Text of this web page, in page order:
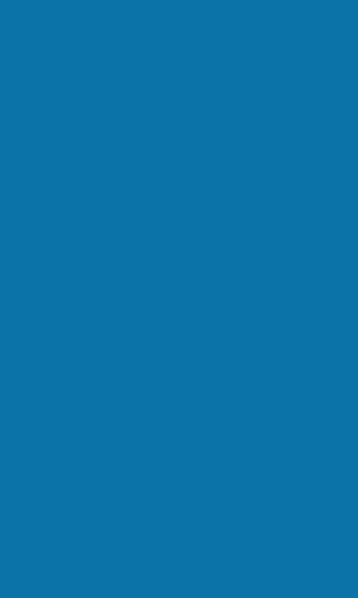
خبرگزاری رویترز در گزارشی نوشته که
طبق گزارش این رسانه،
به خیابان‌های شلوغ این
آسمان‌خراش از اثر برخورد